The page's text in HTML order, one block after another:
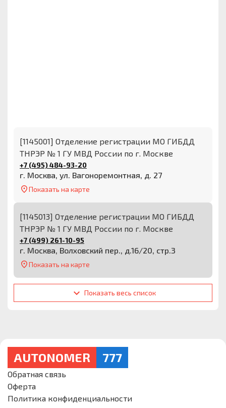
[1145001] Отделение регистрации МО ГИБДД
ТНРЭР № 1 ГУ МВД России по г. Москве
+7 (495) 484-93-20
г. Москва, ул. Вагоноремонтная, д. 27
Показать на карте
[1145013] Отделение регистрации МО ГИБДД
ТНРЭР № 1 ГУ МВД России по г. Москве
+7 (499) 261-10-95
г. Москва, Волховский пер., д.16/20, стр.3
Показать на карте
Показать весь список
AUTONOMER 777
Обратная связь
Оферта
Политика конфиденциальности